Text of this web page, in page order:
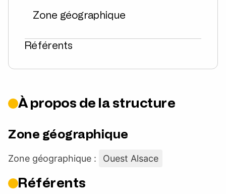
Zone géographique
Référents
À propos de la structure
Zone géographique
Zone géographique : Ouest Alsace
Référents